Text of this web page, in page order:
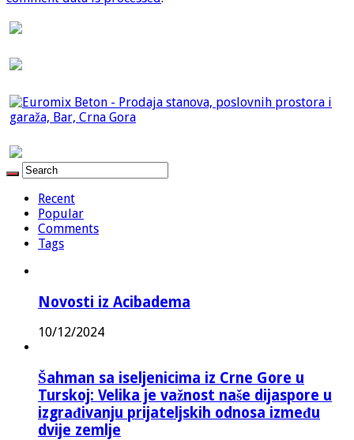
Recent
Popular
Comments
Tags
Novosti iz Acibadema
10/12/2024
Šahman sa iseljenicima iz Crne Gore u
Turskoj: Velika je važnost naše dijaspore u
izgrađivanju prijateljskih odnosa između
dvije zemlje